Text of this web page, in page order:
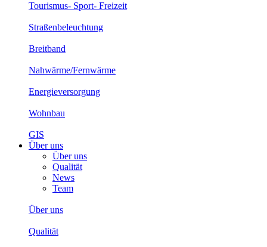
Tourismus- Sport- Freizeit
Straßenbeleuchtung
Breitband
Nahwärme/Fernwärme
Energieversorgung
Wohnbau
GIS
Über uns
Über uns
Qualität
News
Team
Über uns
Qualität